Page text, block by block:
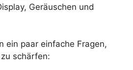
Geräuschen und
ein paar einfache Fragen,
schärfen: